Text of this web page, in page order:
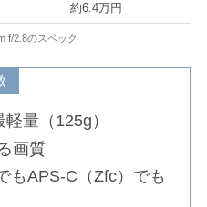
約6.4万円
f/2.8のスペック
量（125g）
画質
もAPS-C（Zfc）でも